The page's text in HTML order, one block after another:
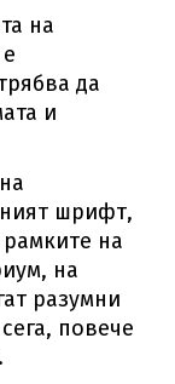
на
да
и
шрифт,
на
на
разумни
повече